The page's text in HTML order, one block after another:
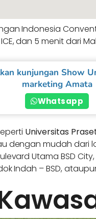
Indonesia
dan 5 menit dari Mall
kunjungan Show
marketing Amata
Whatsapp
Universitas
dengan mudah dari
Utama BSD
Indah – BSD,